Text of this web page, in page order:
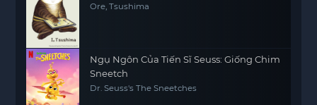
Ore, Tsushima
Ngụ Ngôn Của Tiến Sĩ Seuss: Giống Chim
Sneetch
Dr. Seuss's The Sneetches